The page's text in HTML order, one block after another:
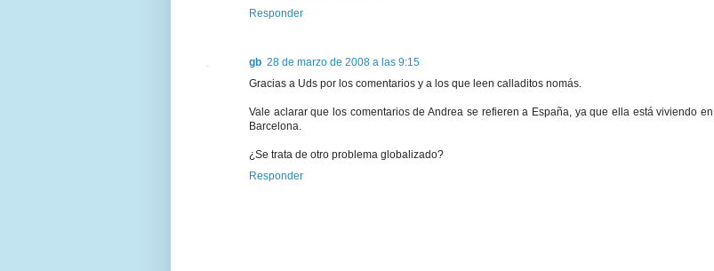
Responder
gb 28 de marzo de 2008 a las 9:15
Gracias a Uds por los comentarios y a los que leen calladitos nomás.
Vale aclarar que los comentarios de Andrea se refieren a España, ya que ella está viviendo en
Barcelona.
¿Se trata de otro problema globalizado?
Responder